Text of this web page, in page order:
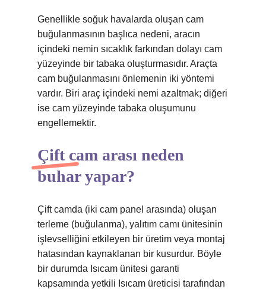
Genellikle soğuk havalarda oluşan cam
buğulanmasının başlıca nedeni, aracın
içindeki nemin sıcaklık farkından dolayı cam
yüzeyinde bir tabaka oluşturmasıdır. Araçta
cam buğulanmasını önlemenin iki yöntemi
vardır. Biri araç içindeki nemi azaltmak; diğeri
ise cam yüzeyinde tabaka oluşumunu
engellemektir.
Çift cam arası neden
buhar yapar?
Çift camda (iki cam panel arasında) oluşan
terleme (buğulanma), yalıtım camı ünitesinin
işlevselliğini etkileyen bir üretim veya montaj
hatasından kaynaklanan bir kusurdur. Böyle
bir durumda Isıcam ünitesi garanti
kapsamında yetkili Isıcam üreticisi tarafından